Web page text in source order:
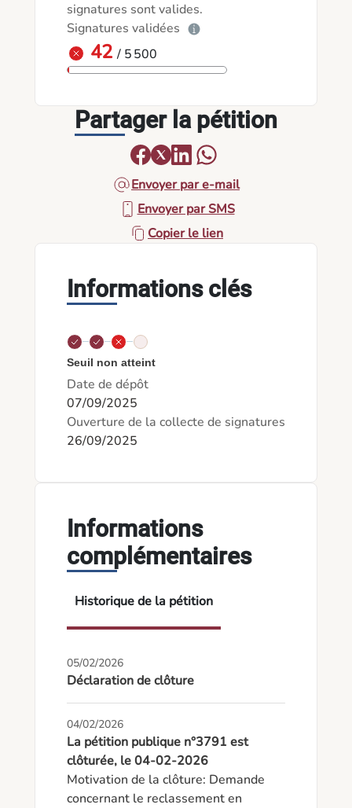
signatures sont valides.
Signatures validées
42 / 5 500
Partager la pétition
Envoyer par e-mail
Envoyer par SMS
Copier le lien
Informations clés
Seuil non atteint
Date de dépôt
07/09/2025
Ouverture de la collecte de signatures
26/09/2025
Informations
complémentaires
Historique de la pétition
05/02/2026
Déclaration de clôture
04/02/2026
La pétition publique n°3791 est
clôturée, le 04-02-2026
Motivation de la clôture: Demande
concernant le reclassement en